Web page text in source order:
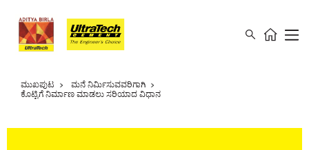
ಮುಖಪುಟ
ಮನೆ ನಿರ್ಮಿಸುವವರಿಗಾಗಿ
ಕೊಟ್ಟಿಗೆ ನಿರ್ಮಾಣ ಮಾಡಲು ಸರಿಯಾದ ವಿಧಾನ